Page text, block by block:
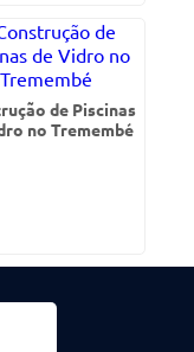
de Piscinas
no Tremembé